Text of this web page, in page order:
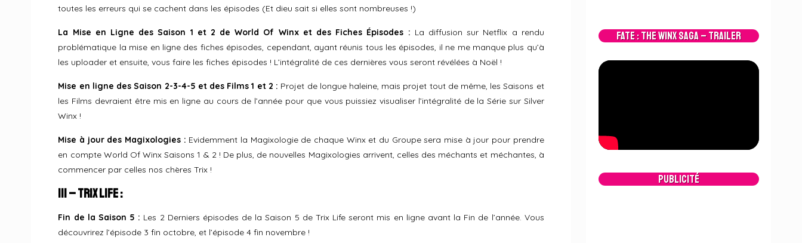
toutes les erreurs qui se cachent dans les épisodes (Et dieu sait si elles sont nombreuses !)
La Mise en Ligne des Saison 1 et 2 de World Of Winx et des Fiches Épisodes : La diffusion sur Netflix a rendu
problématique la mise en ligne des fiches épisodes, cependant, ayant réunis tous les épisodes, il ne me manque plus qu’à
les uploader et ensuite, vous faire les fiches épisodes ! L’intégralité de ces dernières vous seront révélées à Noël !
Mise en ligne des Saison 2-3-4-5 et des Films 1 et 2 : Projet de longue haleine, mais projet tout de même, les Saisons et
les Films devraient être mis en ligne au cours de l’année pour que vous puissiez visualiser l’intégralité de la Série sur Silver
Winx !
Mise à jour des Magixologies : Evidemment la Magixologie de chaque Winx et du Groupe sera mise à jour pour prendre
en compte World Of Winx Saisons 1 & 2 ! De plus, de nouvelles Magixologies arrivent, celles des méchants et méchantes, à
commencer par celles nos chères Trix !
III – Trix Life :
Fin de la Saison 5 : Les 2 Derniers épisodes de la Saison 5 de Trix Life seront mis en ligne avant la Fin de l’année. Vous
découvrirez l’épisode 3 fin octobre, et l’épisode 4 fin novembre !
Fate : The Winx Saga – Trailer
Publicité